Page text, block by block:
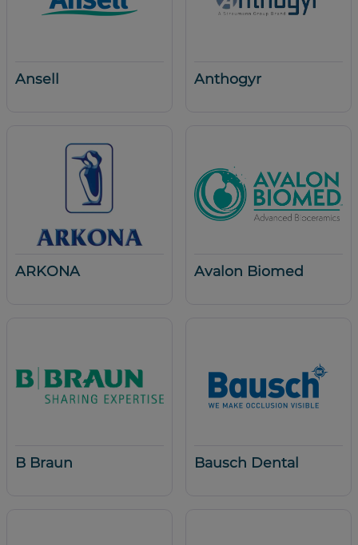
Ansell Anthogyr
ARKONA Avalon Biomed
B Braun Bausch Dental